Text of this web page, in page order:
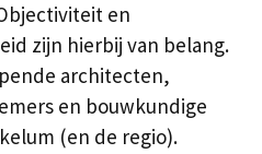
en
zijn hierbij van belang.
architecten,
en bouwkundige
(en de regio).